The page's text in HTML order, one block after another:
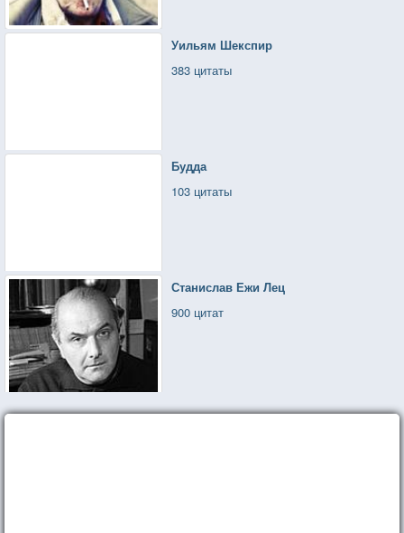
Уильям Шекспир
383 цитаты
Будда
103 цитаты
Станислав Ежи Лец
900 цитат